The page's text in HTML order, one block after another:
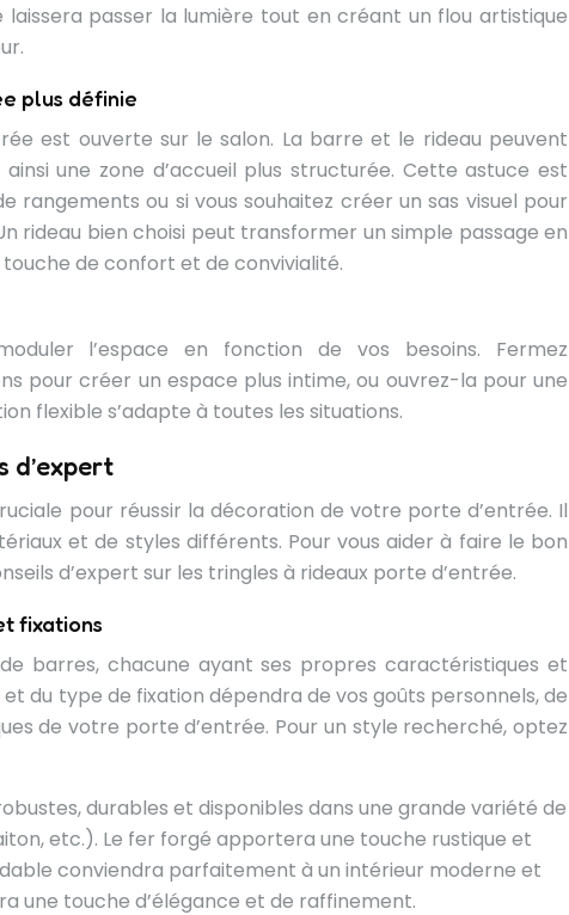
passer la lumière tout en créant un flou artistique
plus définie
est ouverte sur le salon. La barre et le rideau peuvent
une zone d’accueil plus structurée. Cette astuce est
rangements ou si vous souhaitez créer un sas visuel pour
rideau bien choisi peut transformer un simple passage en
de confort et de convivialité.
l’espace en fonction de vos besoins. Fermez
pour créer un espace plus intime, ou ouvrez-la pour une
flexible s’adapte à toutes les situations.
d’expert
pour réussir la décoration de votre porte d’entrée. Il
et de styles différents. Pour vous aider à faire le bon
d’expert sur les tringles à rideaux porte d’entrée.
fixations
barres, chacune ayant ses propres caractéristiques et
du type de fixation dépendra de vos goûts personnels, de
de votre porte d’entrée. Pour un style recherché, optez
durables et disponibles dans une grande variété de
etc.). Le fer forgé apportera une touche rustique et
conviendra parfaitement à un intérieur moderne et
une touche d’élégance et de raffinement.